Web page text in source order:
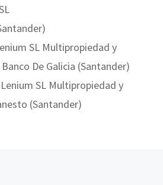
SL Multipropiedad y
De Galicia (Santander)
SL Multipropiedad y
(Santander)